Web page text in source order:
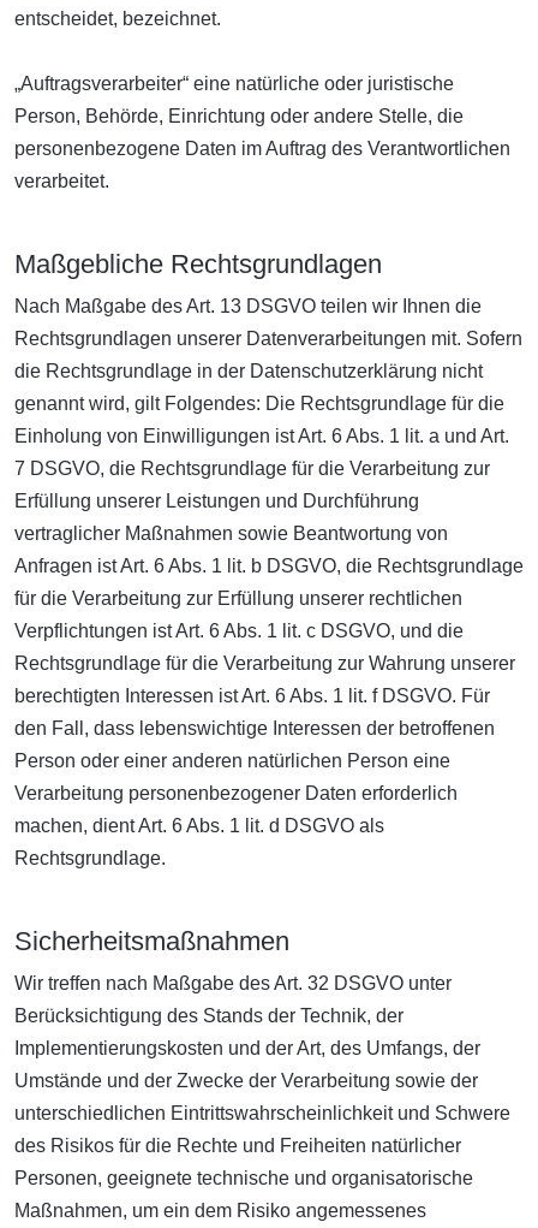
entscheidet, bezeichnet.
„Auftragsverarbeiter“ eine natürliche oder juristische
Person, Behörde, Einrichtung oder andere Stelle, die
personenbezogene Daten im Auftrag des Verantwortlichen
verarbeitet.
Maßgebliche Rechtsgrundlagen
Nach Maßgabe des Art. 13 DSGVO teilen wir Ihnen die
Rechtsgrundlagen unserer Datenverarbeitungen mit. Sofern
die Rechtsgrundlage in der Datenschutzerklärung nicht
genannt wird, gilt Folgendes: Die Rechtsgrundlage für die
Einholung von Einwilligungen ist Art. 6 Abs. 1 lit. a und Art.
7 DSGVO, die Rechtsgrundlage für die Verarbeitung zur
Erfüllung unserer Leistungen und Durchführung
vertraglicher Maßnahmen sowie Beantwortung von
Anfragen ist Art. 6 Abs. 1 lit. b DSGVO, die Rechtsgrundlage
für die Verarbeitung zur Erfüllung unserer rechtlichen
Verpflichtungen ist Art. 6 Abs. 1 lit. c DSGVO, und die
Rechtsgrundlage für die Verarbeitung zur Wahrung unserer
berechtigten Interessen ist Art. 6 Abs. 1 lit. f DSGVO. Für
den Fall, dass lebenswichtige Interessen der betroffenen
Person oder einer anderen natürlichen Person eine
Verarbeitung personenbezogener Daten erforderlich
machen, dient Art. 6 Abs. 1 lit. d DSGVO als
Rechtsgrundlage.
Sicherheitsmaßnahmen
Wir treffen nach Maßgabe des Art. 32 DSGVO unter
Berücksichtigung des Stands der Technik, der
Implementierungskosten und der Art, des Umfangs, der
Umstände und der Zwecke der Verarbeitung sowie der
unterschiedlichen Eintrittswahrscheinlichkeit und Schwere
des Risikos für die Rechte und Freiheiten natürlicher
Personen, geeignete technische und organisatorische
Maßnahmen, um ein dem Risiko angemessenes